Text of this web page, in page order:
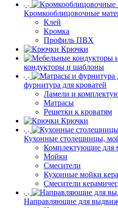
Кромкооблицовочные
Клей
Кромка
Профиль ПВХ
Крючки
кондукторы и шаблоны
фурнитура для кроватей
Ламели и
Матрасы
Решетки к кроватям
Крючки
Кухонные столешницы,
Комплектующие для
Мойки
Смесители
Кухонные мойки
Смесители
Направляющие для